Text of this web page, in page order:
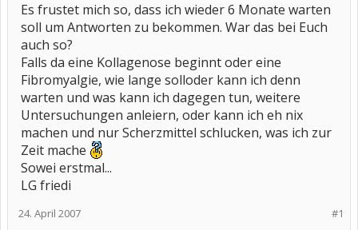
Es frustet mich so, dass ich wieder 6 Monate warten
soll um Antworten zu bekommen. War das bei Euch
auch so?
Falls da eine Kollagenose beginnt oder eine
Fibromyalgie, wie lange solloder kann ich denn
warten und was kann ich dagegen tun, weitere
Untersuchungen anleiern, oder kann ich eh nix
machen und nur Scherzmittel schlucken, was ich zur
Zeit mache
Sowei erstmal...
LG friedi
#1
24. April 2007